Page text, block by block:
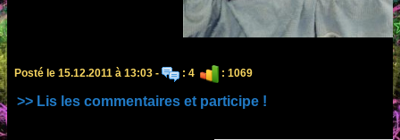
Posté le 15.12.2011 à 13:03 - : 4 : 1069
>> Lis les commentaires et participe !